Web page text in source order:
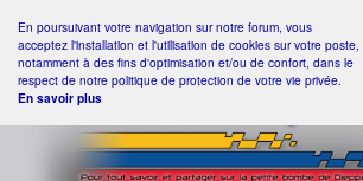
En poursuivant votre navigation sur notre forum, vous
acceptez l'installation et l'utilisation de cookies sur votre poste,
notamment à des fins d'optimisation et/ou de confort, dans le
respect de notre politique de protection de votre vie privée.
En savoir plus